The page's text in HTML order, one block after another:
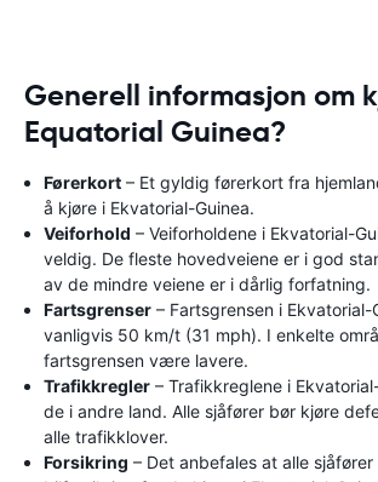
Generell informasjon om
Equatorial Guinea?
Førerkort – Et gyldig førerkort fra
å kjøre i Ekvatorial-Guinea.
Veiforhold – Veiforholdene i Ekvatorial-
veldig. De fleste hovedveiene er i god
av de mindre veiene er i dårlig forfatning.
Fartsgrenser – Fartsgrensen i Ekvatorial-
vanligvis 50 km/t (31 mph). I enkelte
fartsgrensen være lavere.
Trafikkregler – Trafikkreglene i
de i andre land. Alle sjåfører bør kjøre
alle trafikklover.
Forsikring – Det anbefales at alle